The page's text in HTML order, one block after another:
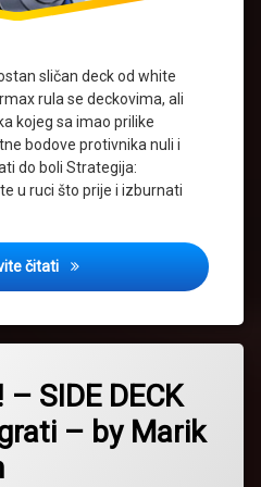
sličan deck od white
rula se deckovima, ali
kojeg sa imao prilike
bodove protivnika nuli i
do boli Strategija:
u ruci što prije i izburnati
čitati Bubble Burn by Marik
SIDE DECK
– by Marik